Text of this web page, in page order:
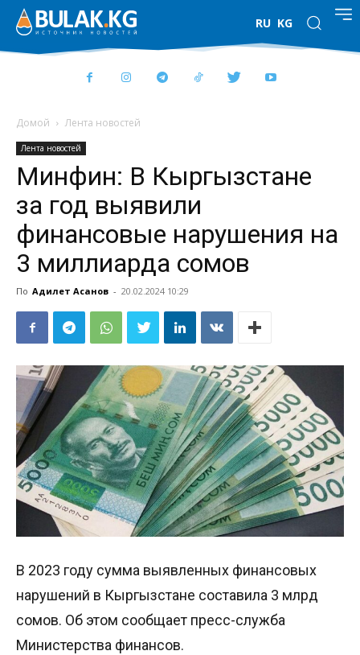
RU KG
Домой Лента новостей
Лента новостей
Минфин: В Кыргызстане
за год выявили
финансовые нарушения на
3 миллиарда сомов
По Адилет Асанов - 20.02.2024 10:29
В 2023 году сумма выявленных финансовых
нарушений в Кыргызстане составила 3 млрд
сомов. Об этом сообщает пресс-служба
Министерства финансов.